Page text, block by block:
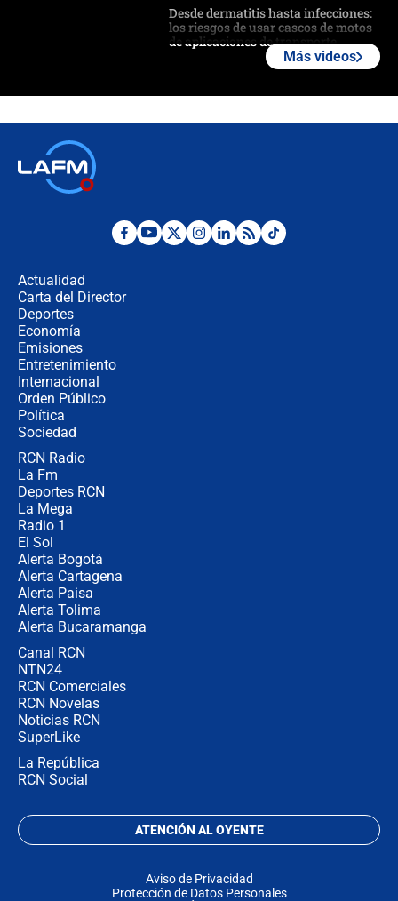
Desde dermatitis hasta infecciones:
los riesgos de usar cascos de motos
de aplicaciones de transporte
Posesión de Abelardo De La Espriella
Más videos
Actualidad
Carta del Director
Deportes
Economía
Emisiones
Entretenimiento
Internacional
Orden Público
Política
Sociedad
RCN Radio
La Fm
Deportes RCN
La Mega
Radio 1
El Sol
Alerta Bogotá
Alerta Cartagena
Alerta Paisa
Alerta Tolima
Alerta Bucaramanga
Canal RCN
NTN24
RCN Comerciales
RCN Novelas
Noticias RCN
SuperLike
La República
RCN Social
ATENCIÓN AL OYENTE
Aviso de Privacidad
Protección de Datos Personales